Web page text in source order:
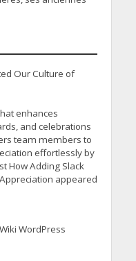
Our Culture of
enhances
and celebrations
team members to
effortlessly by
How Adding Slack
appeared
WordPress